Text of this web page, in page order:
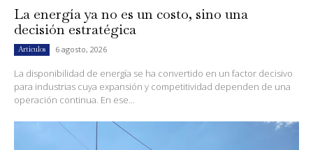
La energía ya no es un costo, sino una
decisión estratégica
Artículos 6 agosto, 2026
La disponibilidad de energía se ha convertido en un factor decisivo
para industrias cuya expansión y competitividad dependen de una
operación continua. En ese...